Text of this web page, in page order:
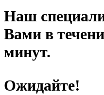
Наш
Вами в
минут.
Ожидайте!